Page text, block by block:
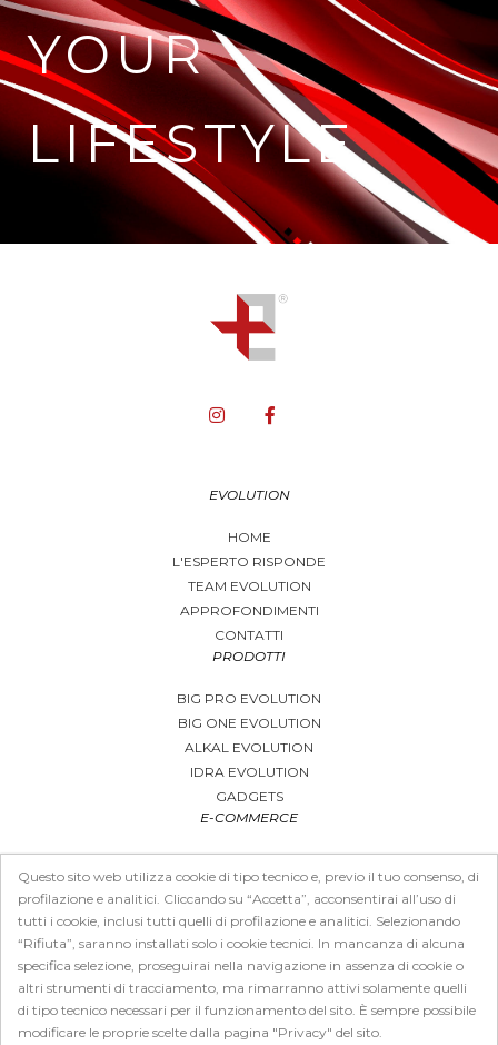
YOUR
LIFESTYLE
EVOLUTION
HOME
L'ESPERTO RISPONDE
TEAM EVOLUTION
APPROFONDIMENTI
CONTATTI
PRODOTTI
BIG PRO EVOLUTION
BIG ONE EVOLUTION
ALKAL EVOLUTION
IDRA EVOLUTION
GADGETS
E-COMMERCE
CARRELLO
COME ACQUISTARE
CONDIZIONI DI VENDITA E SPEDIZIONI
PRIVACY
DOMANDE FAQ
ALGORITMO DOSAGGIO
Questo sito web utilizza cookie di tipo tecnico e, previo il tuo consenso, di
profilazione e analitici. Cliccando su “Accetta”, acconsentirai all’uso di
tutti i cookie, inclusi tutti quelli di profilazione e analitici. Selezionando
“Rifiuta”, saranno installati solo i cookie tecnici. In mancanza di alcuna
specifica selezione, proseguirai nella navigazione in assenza di cookie o
altri strumenti di tracciamento, ma rimarranno attivi solamente quelli
di tipo tecnico necessari per il funzionamento del sito. È sempre possibile
modificare le proprie scelte dalla pagina "Privacy" del sito.